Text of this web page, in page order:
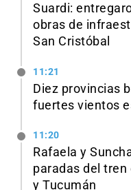
Suardi:
obras de
San Cristóbal
11:21
Diez provincias
fuertes vientos
11:20
Rafaela y
paradas del tren
y Tucumán